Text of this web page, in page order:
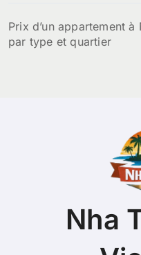
Prix d’un appartement
par type et quartier
Nha